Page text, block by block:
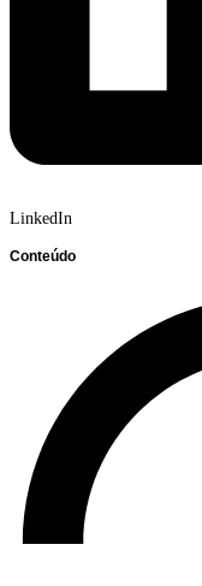
LinkedIn
Conteúdo